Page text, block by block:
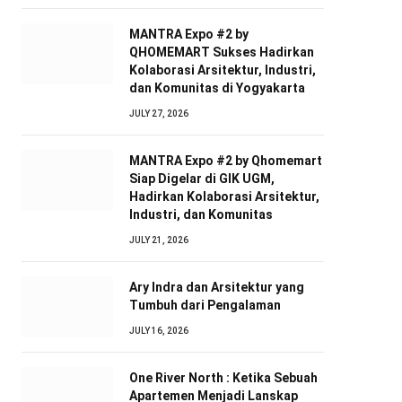
MANTRA Expo #2 by
QHOMEMART Sukses Hadirkan
Kolaborasi Arsitektur, Industri,
dan Komunitas di Yogyakarta
JULY 27, 2026
MANTRA Expo #2 by Qhomemart
Siap Digelar di GIK UGM,
Hadirkan Kolaborasi Arsitektur,
Industri, dan Komunitas
JULY 21, 2026
Ary Indra dan Arsitektur yang
Tumbuh dari Pengalaman
JULY 16, 2026
One River North : Ketika Sebuah
Apartemen Menjadi Lanskap